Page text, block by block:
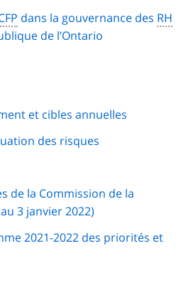
dans la gouvernance des RH
de l’Ontario
et cibles annuelles
des risques
de la Commission de la
3 janvier 2022)
2021-2022 des priorités et